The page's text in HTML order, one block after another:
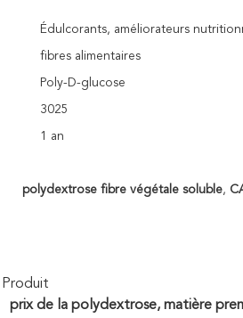
Édulcorants, améliorateurs
fibres alimentaires
Poly-D-glucose
3025
1 an
polydextrose fibre végétale soluble,
prix de la polydextrose, matière